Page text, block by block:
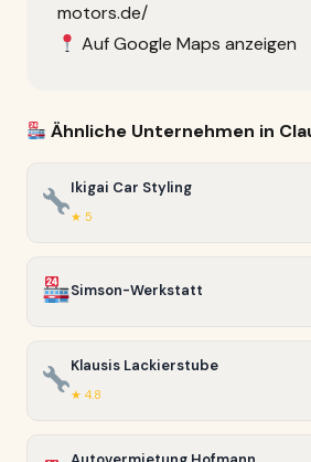
motors.de/
Auf Google Maps anzeigen
Ähnliche Unternehmen in
Ikigai Car Styling
★ 5
Simson-Werkstatt
Klausis Lackierstube
★ 4.8